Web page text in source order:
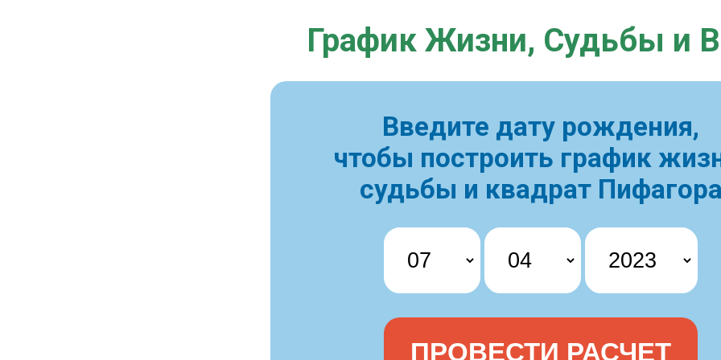
График Жизни, Судьбы и
Введите дату рождения,
чтобы построить график
судьбы и квадрат Пифагора
ПРОВЕСТИ РАСЧЕТ